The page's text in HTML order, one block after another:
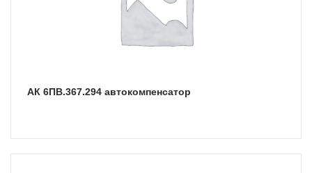
АК 6ПВ.367.294 автокомпенсатор